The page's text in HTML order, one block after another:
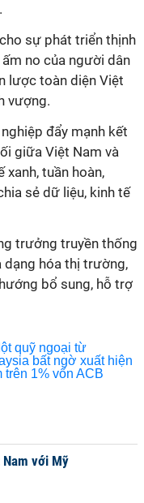
sự phát triển thịnh
no của người dân
lược toàn diện Việt
vượng.
đẩy mạnh kết
giữa Việt Nam và
xanh, tuần hoàn,
sẻ dữ liệu, kinh tế
trưởng truyền thống
dạng hóa thị trường,
bổ sung, hỗ trợ
Nam với Mỹ